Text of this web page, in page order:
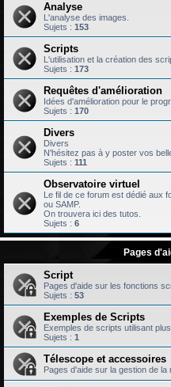
Analyse
L'analyse des images.
Sujets : 153
Scripts
L'utilisation et la création des
Sujets : 173
Requêtes d'amélioration
Idées d'amélioration pour le
Sujets : 170
Divers
Divers
N'hésitez pas à y poster vos
Sujets : 111
Observatoire virtuel
Le fil de ce forum est dédié aux
ou SAMP.
On trouvera ici des tutos.
Sujets : 6
Pages
Script
Pages d'aide sur les fonctions
Sujets : 53
Exemples de Scripts
Exemples de scripts utilisant
Sujets : 1
Télescope et accessoires
Pages d'aide sur la gestion de